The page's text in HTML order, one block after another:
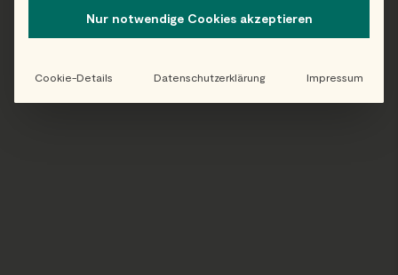
Folge uns auf Instagram!
Nur notwendige Cookies akzeptieren
Cookie-Details Datenschutzerklärung Impressum